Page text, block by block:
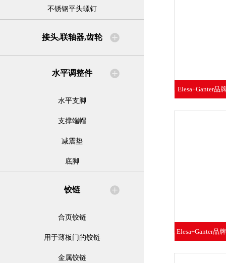
不锈钢平头螺钉
接头,联轴器,齿轮
水平调整件
水平支脚
支撑端帽
减震垫
底脚
铰链
合页铰链
用于薄板门的铰链
金属铰链
Elesa+Ganter品
Elesa+Ganter品